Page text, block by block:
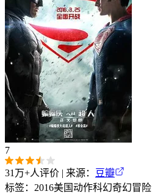
7
31万+人评价 | 来源：
豆瓣
标签： 2016美国动作科幻奇幻冒险